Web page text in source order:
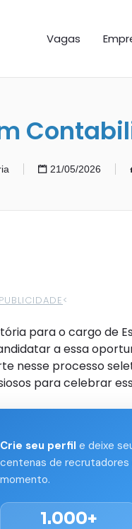
Vagas
21/05/2026
<
para o cargo de
a essa
nesse processo
para celebrar
Crie seu perfil e deixe
centenas de recrutadores
momento.
1.000+